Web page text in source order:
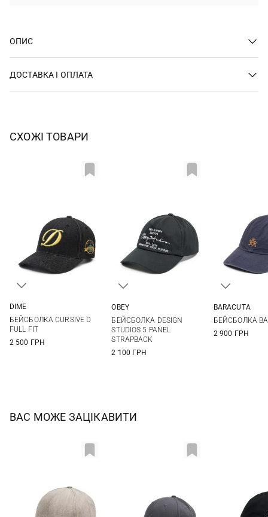
ОПИС
ДОСТАВКА І ОПЛАТА
СХОЖІ ТОВАРИ
DIME
БЕЙСБОЛКА CURSIVE D
FULL FIT
2 500 ГРН
OBEY
БЕЙСБОЛКА DESIGN
STUDIOS 5 PANEL
STRAPBACK
2 100 ГРН
BARACUTA
БЕЙСБОЛКА
2 900 ГРН
ВАС МОЖЕ ЗАЦІКАВИТИ